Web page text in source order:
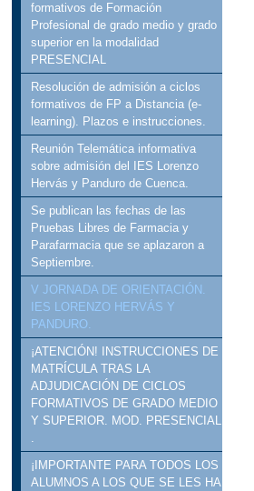
formativos de Formación
Profesional de grado medio y grado
superior en la modalidad
PRESENCIAL
Resolución de admisión a ciclos
formativos de FP a Distancia (e-
learning). Plazos e instrucciones.
Reunión Telemática informativa
sobre admisión del IES Lorenzo
Hervás y Panduro de Cuenca.
Se publican las fechas de las
Pruebas Libres de Farmacia y
Parafarmacia que se aplazaron a
Septiembre.
V JORNADA DE ORIENTACIÓN.
IES LORENZO HERVÁS Y
PANDURO.
¡ATENCIÓN! INSTRUCCIONES DE
MATRÍCULA TRAS LA
ADJUDICACIÓN DE CICLOS
FORMATIVOS DE GRADO MEDIO
Y SUPERIOR. MOD. PRESENCIAL
.
¡IMPORTANTE PARA TODOS LOS
ALUMNOS A LOS QUE SE LES HA